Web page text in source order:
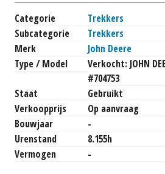
Categorie
Trekkers
Subcategorie
Trekkers
Merk
John Deere
Type / Model
Verkocht: JOHN
#704753
Staat
Gebruikt
Verkoopprijs
Op aanvraag
Bouwjaar
-
Urenstand
8.155h
Vermogen
-